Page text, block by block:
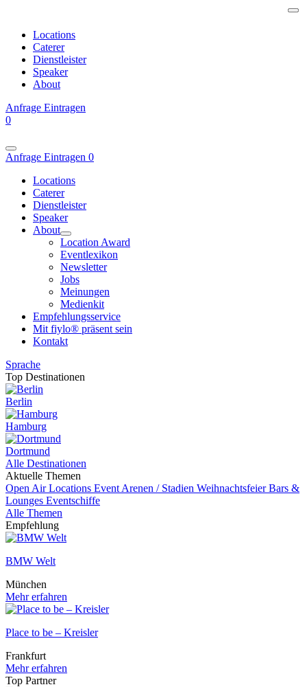
Locations
Caterer
Dienstleister
Speaker
About
Anfrage Eintragen
0
Anfrage Eintragen 0
Locations
Caterer
Dienstleister
Speaker
About
Location Award
Eventlexikon
Newsletter
Jobs
Meinungen
Medienkit
Empfehlungsservice
Mit fiylo® präsent sein
Kontakt
Sprache
Top Destinationen
Berlin
Hamburg
Dortmund
Alle Destinationen
Aktuelle Themen
Open Air Locations Event Arenen / Stadien WeihnachtsfeierBars &
Lounges Eventschiffe
Alle Themen
Empfehlung
BMW Welt
München
Mehr erfahren
Place to be – Kreisler
Frankfurt
Mehr erfahren
Top Partner